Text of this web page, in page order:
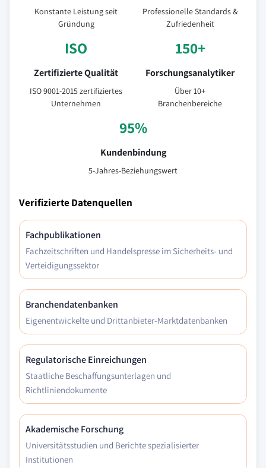
Konstante Leistung seit
Gründung
Professionelle Standards &
Zufriedenheit
ISO
Zertifizierte Qualität
ISO 9001-2015 zertifiziertes
Unternehmen
150+
Forschungsanalytiker
Über 10+
Branchenbereiche
95%
Kundenbindung
5-Jahres-Beziehungswert
Verifizierte Datenquellen
Fachpublikationen
Fachzeitschriften und Handelspresse im Sicherheits- und
Verteidigungssektor
Branchendatenbanken
Eigenentwickelte und Drittanbieter-Marktdatenbanken
Regulatorische Einreichungen
Staatliche Beschaffungsunterlagen und
Richtliniendokumente
Akademische Forschung
Universitätsstudien und Berichte spezialisierter
Institutionen